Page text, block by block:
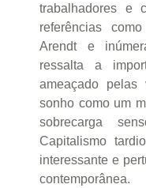
trabalhadores e
referências
Arendt e
ressalta a
ameaçado pelas
sonho como um
sobrecarga
Capitalismo
interessante e
contemporânea.